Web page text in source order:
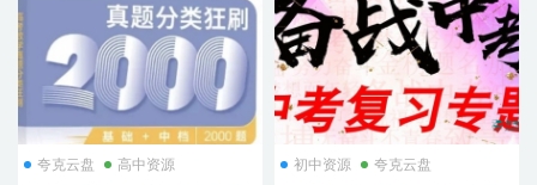
夸克云盘 高中资源 初中资源 夸克云盘